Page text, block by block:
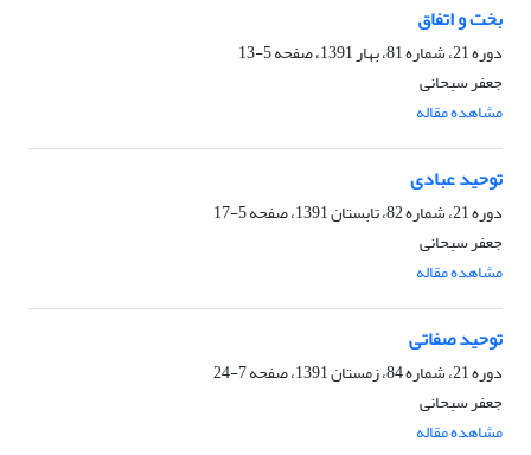
بخت و اتفاق
دوره 21، شماره 81، بهار 1391، صفحه
5-13
جعفر سبحانی
مشاهده مقاله
توحید عبادی
دوره 21، شماره 82، تابستان 1391، صفحه
5-17
جعفر سبحانی
مشاهده مقاله
توحید صفاتی
دوره 21، شماره 84، زمستان 1391، صفحه
7-24
جعفر سبحانی
مشاهده مقاله